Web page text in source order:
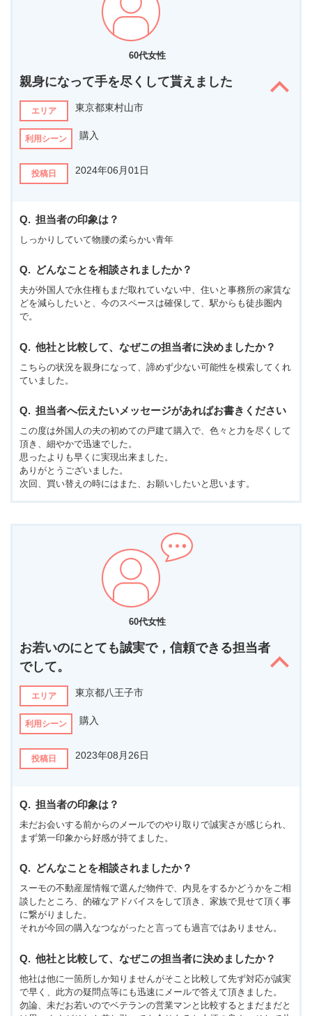
60代女性
親身になって手を尽くして貰えました
エリア 東京都東村山市
利用シーン 購入
投稿日 2024年06月01日
担当者の印象は？
しっかりしていて物腰の柔らかい青年
どんなことを相談されましたか？
夫が外国人で永住権もまだ取れていない中、住いと事務所の家賃な
どを減らしたいと、今のスペースは確保して、駅からも徒歩圏内
で。
他社と比較して、なぜこの担当者に決めましたか？
こちらの状況を親身になって、諦めず少ない可能性を模索してくれ
ていました。
担当者へ伝えたいメッセージがあればお書きください
この度は外国人の夫の初めての戸建て購入で、色々と力を尽くして
頂き、細やかで迅速でした。
思ったよりも早くに実現出来ました。
ありがとうございました。
次回、買い替えの時にはまた、お願いしたいと思います。
60代女性
お若いのにとても誠実で，信頼できる担当者
でして。
エリア 東京都八王子市
利用シーン 購入
投稿日 2023年08月26日
担当者の印象は？
未だお会いする前からのメールでのやり取りで誠実さが感じられ、
まず第一印象から好感が持てました。
どんなことを相談されましたか？
スーモの不動産屋情報で選んだ物件で、内見をするかどうかをご相
談したところ、的確なアドバイスをして頂き、家族で見せて頂く事
に繋がりました。
それが今回の購入なつながったと言っても過言ではありません。
他社と比較して、なぜこの担当者に決めましたか？
他社は他に一箇所しか知りませんがそこと比較して先ず対応が誠実
で早く、此方の疑問点等にも迅速にメールで答えて頂きました。
勿論、未だお若いのでベテランの営業マンと比較するとまだまだと